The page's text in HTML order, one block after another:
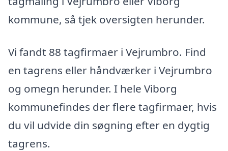
kommune, så tjek oversigten herunder.
Vi fandt 88 tagfirmaer i Vejrumbro. Find
en tagrens eller håndværker i Vejrumbro
og omegn herunder. I hele Viborg
kommunefindes der flere tagfirmaer, hvis
du vil udvide din søgning efter en dygtig
tagrens.